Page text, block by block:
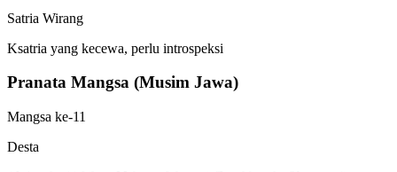
Satria Wirang
Ksatria yang kecewa, perlu introspeksi
Pranata Mangsa (Musim Jawa)
Mangsa ke-11
Desta